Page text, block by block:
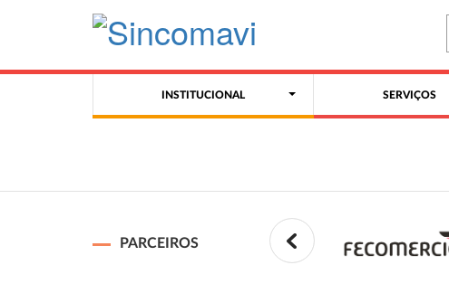
INSTITUCIONAL SERVIÇOS
PARCEIROS